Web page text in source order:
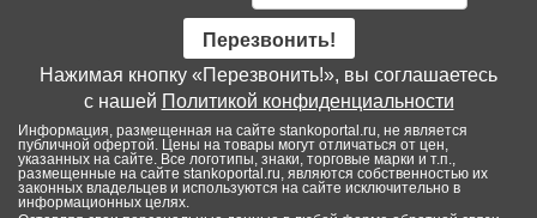
Перезвонить!
Нажимая кнопку «Перезвонить!», вы соглашаетесь
с нашей Политикой конфиденциальности
Информация, размещенная на сайте stankoportal.ru, не является
публичной офертой. Цены на товары могут отличаться от цен,
указанных на сайте. Все логотипы, знаки, торговые марки и т.п.,
размещенные на сайте stankoportal.ru, являются собственностью их
законных владельцев и используются на сайте исключительно в
информационных целях.